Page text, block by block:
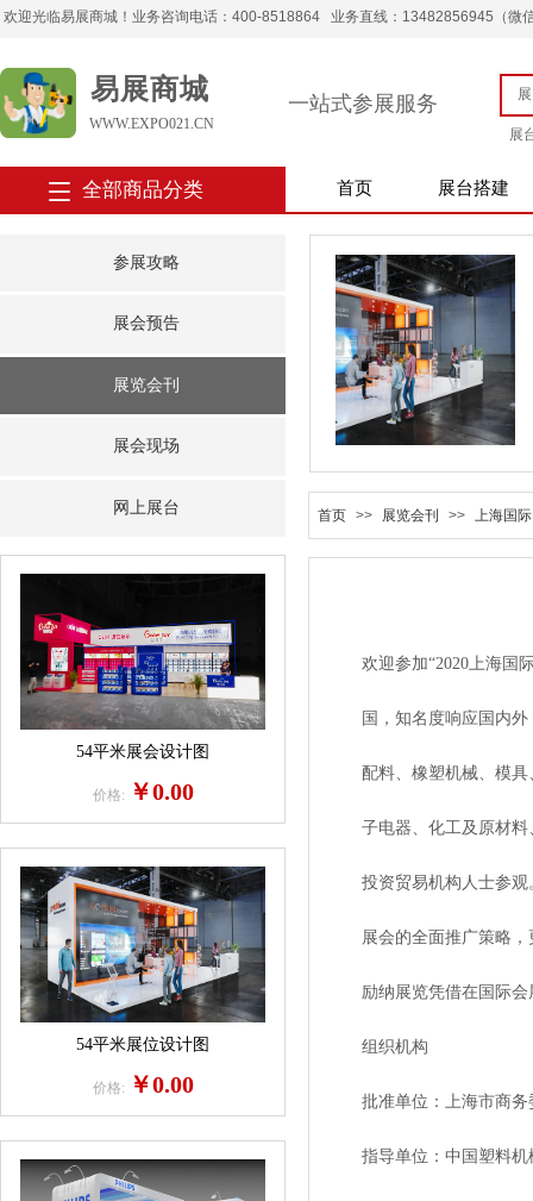
欢迎光临易展商城！业务咨询电话：400-8518864 业务直线：13482856945（微
WWW.EXPO021.CN
易展商城 一站式参展服务
展
首页 展台搭建
全部商品分类
参展攻略
展会预告
展览会刊
展会现场
网上展台 首页 >> 展览会刊 >> 上海国
54平米展会设计图
价格: ￥0.00
54平米展位设计图
价格: ￥0.00
欢迎参加“2020上海国际
国，知名度响应国内外，
配料、橡塑机械、模具、
子电器、化工及原材料、
投资贸易机构人士参观。
展会的全面推广策略，更
励纳展览凭借在国际会展
组织机构
批准单位：上海市商务
指导单位：中国塑料机